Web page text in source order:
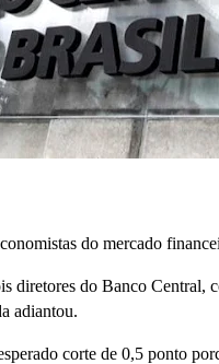
do mercado
diretores do Banco Central,
adiantou.
corte de 0,5 ponto